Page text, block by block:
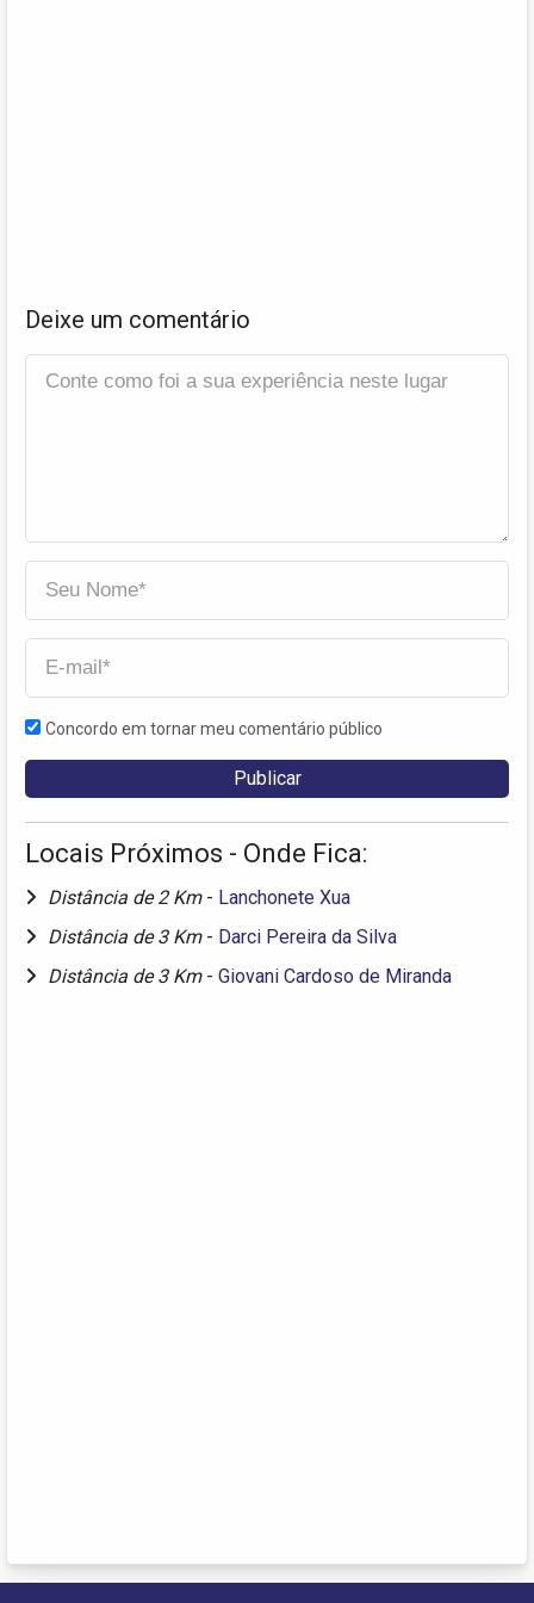
Deixe um comentário
Concordo em tornar meu comentário público
Locais Próximos - Onde Fica:
Distância de 2 Km - Lanchonete Xua
Distância de 3 Km - Darci Pereira da Silva
Distância de 3 Km - Giovani Cardoso de Miranda